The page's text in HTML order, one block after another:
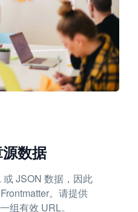
数据
JSON 数据，因此
。请提供
组有效 URL。